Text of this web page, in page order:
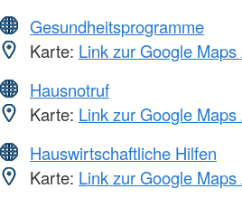
Gesundheitsprogramme
Karte: Link zur Google
Hausnotruf
Karte: Link zur Google
Hauswirtschaftliche Hilfen
Karte: Link zur Google